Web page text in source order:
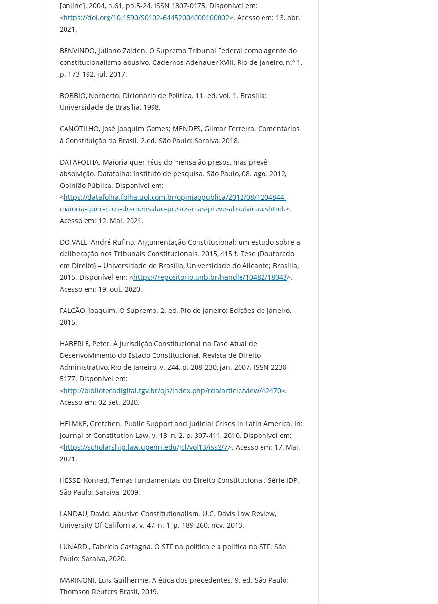
[online]. 2004, n.61, pp.5-24. ISSN 1807-0175. Disponível em:
<https://doi.org/10.1590/S0102-64452004000100002>. Acesso em: 13. abr.
2021.
BENVINDO, Juliano Zaiden. O Supremo Tribunal Federal como agente do
constitucionalismo abusivo. Cadernos Adenauer XVIII, Rio de Janeiro, n.º 1,
p. 173-192, jul. 2017.
BOBBIO, Norberto. Dicionário de Política. 11. ed. vol. 1. Brasília:
Universidade de Brasília, 1998.
CANOTILHO, José Joaquim Gomes; MENDES, Gilmar Ferreira. Comentários
à Constituição do Brasil. 2.ed. São Paulo: Saraiva, 2018.
DATAFOLHA. Maioria quer réus do mensalão presos, mas prevê
absolvição. Datafolha: Instituto de pesquisa. São Paulo, 08. ago. 2012,
Opinião Pública. Disponível em:
<https://datafolha.folha.uol.com.br/opiniaopublica/2012/08/1204844-
maioria-quer-reus-do-mensalao-presos-mas-preve-absolvicao.shtml.>.
Acesso em: 12. Mai. 2021.
DO VALE, André Rufino. Argumentação Constitucional: um estudo sobre a
deliberação nos Tribunais Constitucionais. 2015, 415 f. Tese (Doutorado
em Direito) – Universidade de Brasília, Universidade do Alicante; Brasília,
2015. Disponível em: <https://repositorio.unb.br/handle/10482/18043>.
Acesso em: 19. out. 2020.
FALCÃO, Joaquim. O Supremo. 2. ed. Rio de Janeiro: Edições de Janeiro,
2015.
HÄBERLE, Peter. A Jurisdição Constitucional na Fase Atual de
Desenvolvimento do Estado Constitucional. Revista de Direito
Administrativo, Rio de Janeiro, v. 244, p. 208-230, jan. 2007. ISSN 2238-
5177. Disponível em:
<http://bibliotecadigital.fgv.br/ojs/index.php/rda/article/view/42470>.
Acesso em: 02 Set. 2020.
HELMKE, Gretchen. Public Support and Judicial Crises in Latin America. In:
Journal of Constitution Law. v. 13, n. 2, p. 397-411, 2010. Disponível em:
<https://scholarship.law.upenn.edu/jcl/vol13/iss2/7>. Acesso em: 17. Mai.
2021.
HESSE, Konrad. Temas fundamentais do Direito Constitucional. Série IDP.
São Paulo: Saraiva, 2009.
LANDAU, David. Abusive Constitutionalism. U.C. Davis Law Review,
University Of California, v. 47, n. 1, p. 189-260, nov. 2013.
LUNARDI, Fabrício Castagna. O STF na política e a política no STF. São
Paulo: Saraiva, 2020.
MARINONI, Luis Guilherme. A ética dos precedentes. 9. ed. São Paulo:
Thomson Reuters Brasil, 2019.